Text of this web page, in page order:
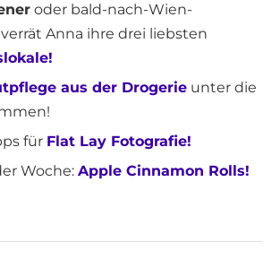
oder bald-nach-Wien-
Anna ihre drei liebsten
aus der Drogerie unter die
für Flat Lay Fotografie!
Woche: Apple Cinnamon Rolls!